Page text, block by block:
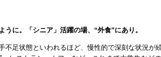
に。「シニア」活躍の場、“外食”にあり。
足状態といわれるほど、慢性的で深刻な状況が